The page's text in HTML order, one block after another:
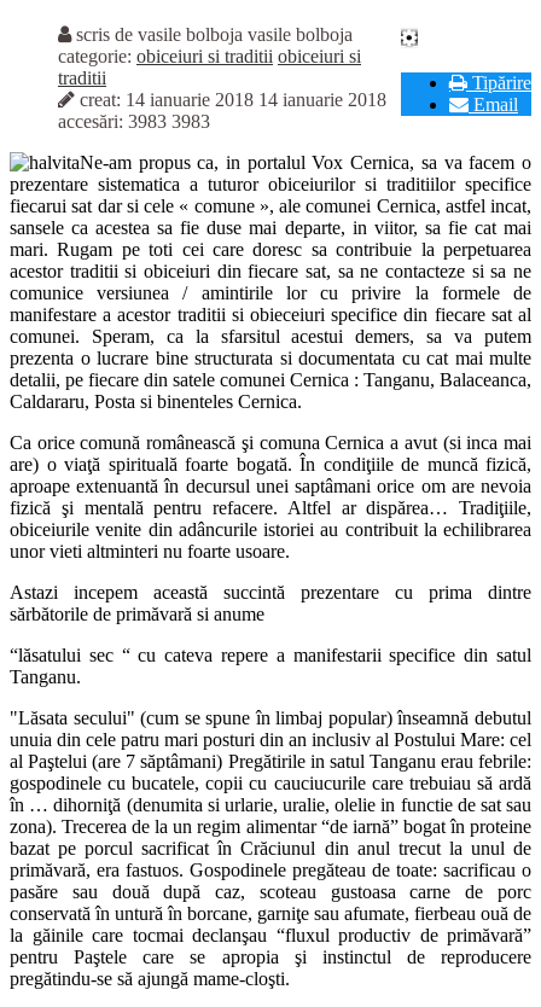
Tipărire
Email
scris de vasile bolboja vasile bolboja
categorie: obiceiuri si traditii obiceiuri si
traditii
creat: 14 ianuarie 2018 14 ianuarie 2018
accesări: 3983 3983
Ne-am propus ca, in portalul Vox Cernica, sa va facem o
prezentare sistematica a tuturor obiceiurilor si traditiilor specifice
fiecarui sat dar si cele « comune », ale comunei Cernica, astfel incat,
sansele ca acestea sa fie duse mai departe, in viitor, sa fie cat mai
mari. Rugam pe toti cei care doresc sa contribuie la perpetuarea
acestor traditii si obiceiuri din fiecare sat, sa ne contacteze si sa ne
comunice versiunea / amintirile lor cu privire la formele de
manifestare a acestor traditii si obieceiuri specifice din fiecare sat al
comunei. Speram, ca la sfarsitul acestui demers, sa va putem
prezenta o lucrare bine structurata si documentata cu cat mai multe
detalii, pe fiecare din satele comunei Cernica : Tanganu, Balaceanca,
Caldararu, Posta si binenteles Cernica.
Ca orice comună românească şi comuna Cernica a avut (si inca mai
are) o viaţă spirituală foarte bogată. În condiţiile de muncă fizică,
aproape extenuantă în decursul unei saptâmani orice om are nevoia
fizică şi mentală pentru refacere. Altfel ar dispărea… Tradiţiile,
obiceiurile venite din adâncurile istoriei au contribuit la echilibrarea
unor vieti altminteri nu foarte usoare.
Astazi incepem această succintă prezentare cu prima dintre
sărbătorile de primăvară si anume
“lăsatului sec “ cu cateva repere a manifestarii specifice din satul
Tanganu.
"Lăsata secului" (cum se spune în limbaj popular) înseamnă debutul
unuia din cele patru mari posturi din an inclusiv al Postului Mare: cel
al Paştelui (are 7 săptâmani) Pregătirile in satul Tanganu erau febrile:
gospodinele cu bucatele, copii cu cauciucurile care trebuiau să ardă
în … dihorniţă (denumita si urlarie, uralie, olelie in functie de sat sau
zona). Trecerea de la un regim alimentar “de iarnă” bogat în proteine
bazat pe porcul sacrificat în Crăciunul din anul trecut la unul de
primăvară, era fastuos. Gospodinele pregăteau de toate: sacrificau o
pasăre sau două după caz, scoteau gustoasa carne de porc
conservată în untură în borcane, garniţe sau afumate, fierbeau ouă de
la găinile care tocmai declanşau “fluxul productiv de primăvară”
pentru Paştele care se apropia şi instinctul de reproducere
pregătindu-se să ajungă mame-cloşti.